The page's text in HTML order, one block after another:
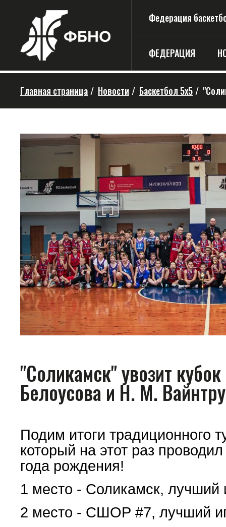
Федерация
ФЕДЕРАЦИЯ
Главная страница / Новости / Баскетбол 5х5 /
"Соликамск" увозит
Белоусова и Н. М.
Подим итоги
который на этот раз
года рождения!
1 место - Соликамск, лучший
2 место - СШОР #7, лучший